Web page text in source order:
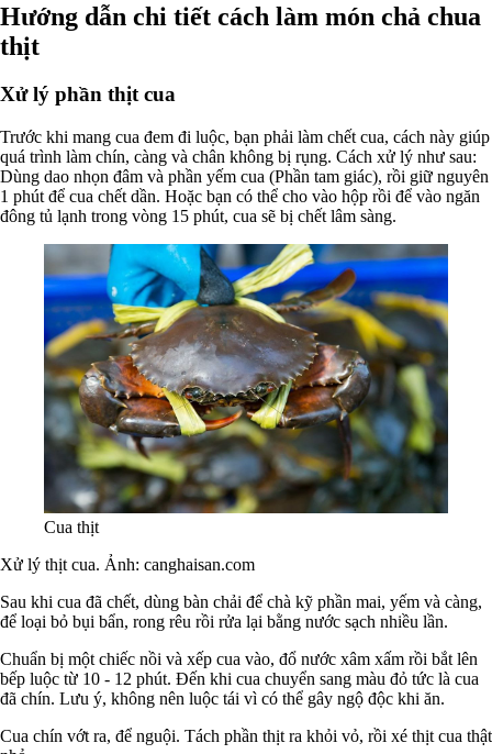
Hướng dẫn chi tiết cách làm món chả chua
thịt
Xử lý phần thịt cua
Trước khi mang cua đem đi luộc, bạn phải làm chết cua, cách này giúp
quá trình làm chín, càng và chân không bị rụng. Cách xử lý như sau:
Dùng dao nhọn đâm và phần yếm cua (Phần tam giác), rồi giữ nguyên
1 phút để cua chết dần. Hoặc bạn có thể cho vào hộp rồi để vào ngăn
đông tủ lạnh trong vòng 15 phút, cua sẽ bị chết lâm sàng.
Cua thịt
Xử lý thịt cua. Ảnh: canghaisan.com
Sau khi cua đã chết, dùng bàn chải để chà kỹ phần mai, yếm và càng,
để loại bỏ bụi bẩn, rong rêu rồi rửa lại bằng nước sạch nhiều lần.
Chuẩn bị một chiếc nồi và xếp cua vào, đổ nước xâm xấm rồi bắt lên
bếp luộc từ 10 - 12 phút. Đến khi cua chuyển sang màu đỏ tức là cua
đã chín. Lưu ý, không nên luộc tái vì có thể gây ngộ độc khi ăn.
Cua chín vớt ra, để nguội. Tách phần thịt ra khỏi vỏ, rồi xé thịt cua thật